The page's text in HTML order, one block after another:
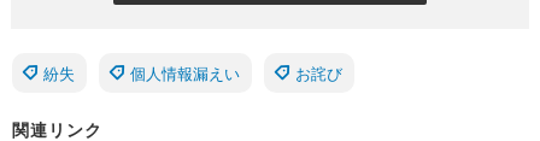
紛失 個人情報漏えい お詫び
関連リンク